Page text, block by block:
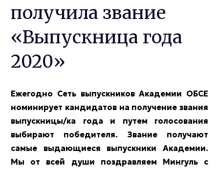
получила звание
«Выпускница года
2020»
Ежегодно Сеть выпускников Академии ОБСЕ
номинирует кандидатов на получение звания
выпускницы/ка года и путем голосования
выбирают победителя. Звание получают
самые выдающиеся выпускники Академии.
Мы от всей души поздравляем Мингуль с